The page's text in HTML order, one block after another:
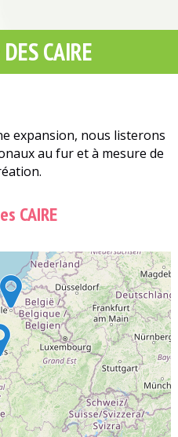
CAIRE
expansion, nous listerons
au fur et à mesure de
CAIRE